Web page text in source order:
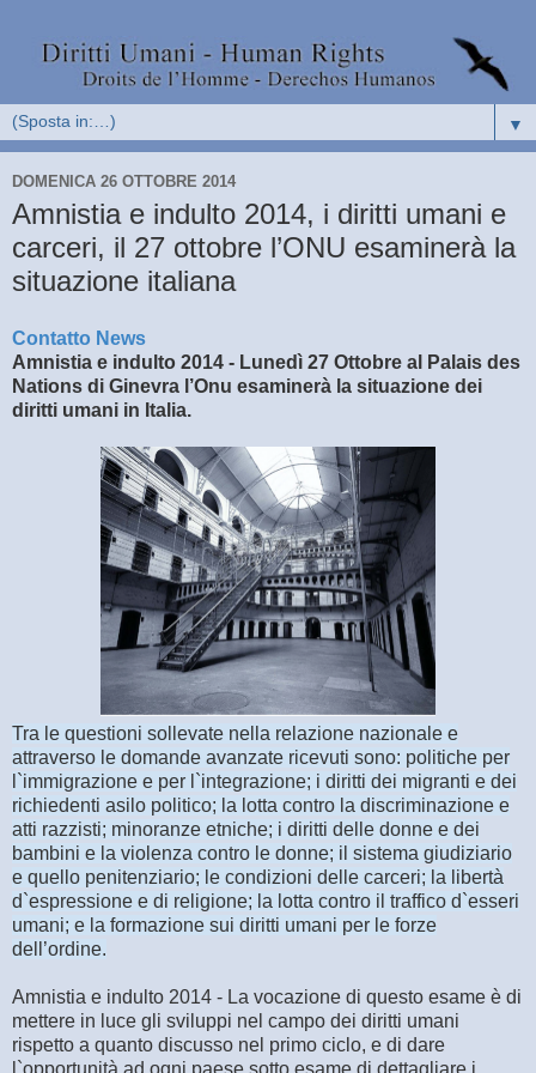
▼
DOMENICA 26 OTTOBRE 2014
Amnistia e indulto 2014, i diritti umani e
carceri, il 27 ottobre l’ONU esaminerà la
situazione italiana
Contatto News
Amnistia e indulto 2014 - Lunedì 27 Ottobre al Palais des
Nations di Ginevra l’Onu esaminerà la situazione dei
diritti umani in Italia.
Tra le questioni sollevate nella relazione nazionale e
attraverso le domande avanzate ricevuti sono: politiche per
l`immigrazione e per l`integrazione; i diritti dei migranti e dei
richiedenti asilo politico; la lotta contro la discriminazione e
atti razzisti; minoranze etniche; i diritti delle donne e dei
bambini e la violenza contro le donne; il sistema giudiziario
e quello penitenziario; le condizioni delle carceri; la libertà
d`espressione e di religione; la lotta contro il traffico d`esseri
umani; e la formazione sui diritti umani per le forze
dell’ordine.
Amnistia e indulto 2014 - La vocazione di questo esame è di
mettere in luce gli sviluppi nel campo dei diritti umani
rispetto a quanto discusso nel primo ciclo, e di dare
l`opportunità ad ogni paese sotto esame di dettagliare i